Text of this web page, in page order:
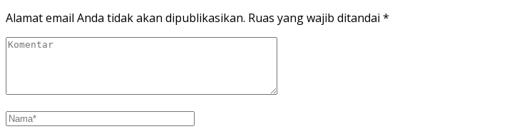
Alamat email Anda tidak akan dipublikasikan. Ruas yang wajib ditandai *